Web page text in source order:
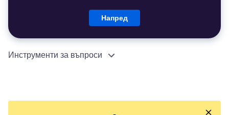
Напред
Инструменти за въпроси